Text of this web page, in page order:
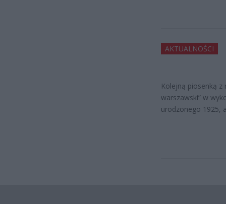
AKTUALNOŚCI
Kolejną piosenką z
warszawski” w
urodzonego 1925,